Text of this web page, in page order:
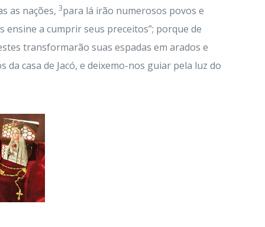
as nações, 3para lá irão numerosos povos e
ensine a cumprir seus preceitos”; porque de
transformarão suas espadas em arados e
da casa de Jacó, e deixemo-nos guiar pela luz do